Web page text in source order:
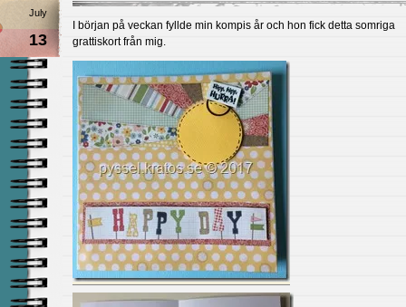
July
13
I början på veckan fyllde min kompis år och hon fick detta somriga
grattiskort från mig.